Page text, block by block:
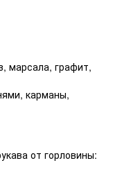
марсала, графит,
карманы,
от горловины: